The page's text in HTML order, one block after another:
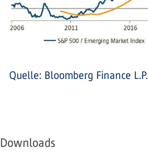
Quelle: Bloomberg Finance L.P.
Downloads